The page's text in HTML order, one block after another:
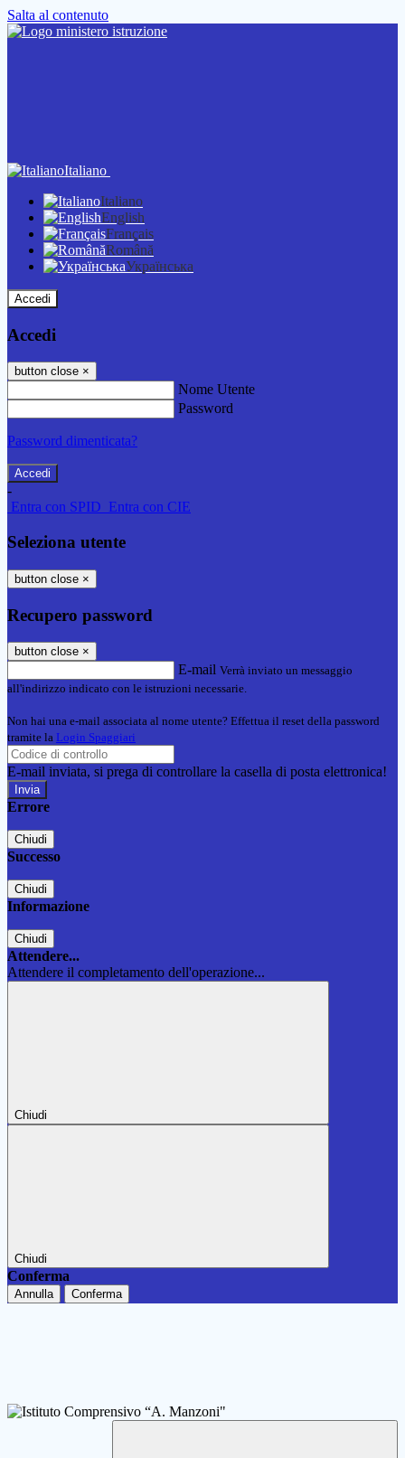
Salta al contenuto
Italiano
Italiano
English
Français
Română
Українська
Accedi
Accedi
button close ×
Nome Utente
Password
Password dimenticata?
-
Entra con SPID Entra con CIE
Seleziona utente
button close ×
Recupero password
button close ×
E-mail Verrà inviato un messaggio
all'indirizzo indicato con le istruzioni necessarie.
Non hai una e-mail associata al nome utente? Effettua il reset della password
tramite la Login Spaggiari
E-mail inviata, si prega di controllare la casella di posta elettronica!
Errore
Chiudi
Successo
Chiudi
Informazione
Chiudi
Attendere...
Attendere il completamento dell'operazione...
Chiudi
Chiudi
Conferma
Annulla Conferma